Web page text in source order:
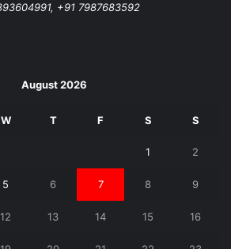
+91 7987683592
August 2026
W T F S S
1 2
5 6 7 8 9
12 13 14 15 16